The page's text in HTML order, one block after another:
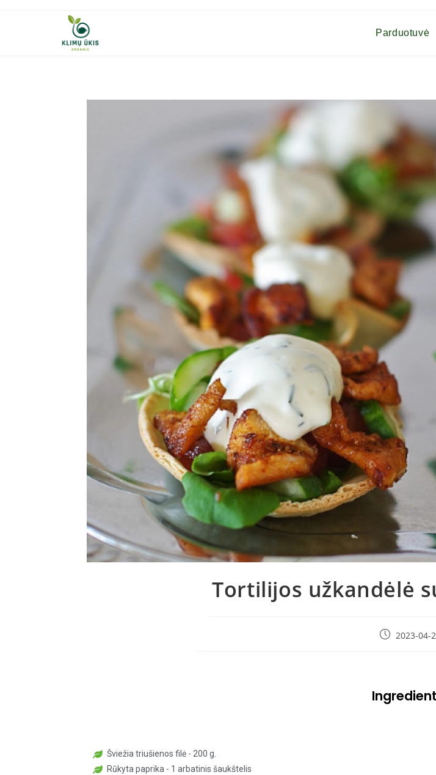
Parduotuvė
Tortilijos užkandėlė
2023-04-
Šviežia triušienos filė - 200 g.
Rūkyta paprika - 1 arbatinis šaukštelis